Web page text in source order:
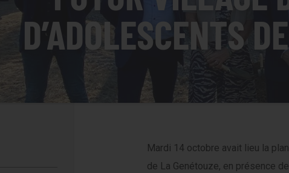
D’ADOLESCENTS
Mardi 14 octobre avait lieu la
de La Genétouze, en présence